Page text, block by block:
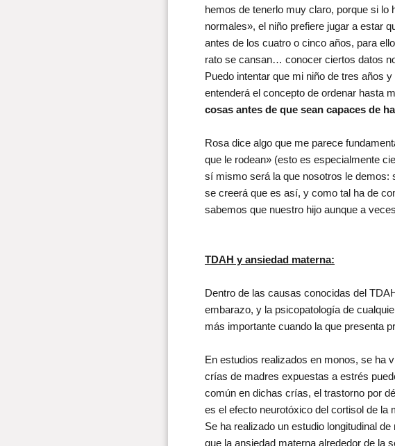
hemos de tenerlo muy claro, porque si
normales», el niño prefiere jugar a estar
antes de los cuatro o cinco años, para
rato se cansan… conocer ciertos datos
Puedo intentar que mi niño de tres años
entenderá el concepto de ordenar hasta
cosas antes de que sean capaces de
Rosa dice algo que me parece
que le rodean» (esto es especialmente
sí mismo será la que nosotros le
se creerá que es así, y como tal ha de
sabemos que nuestro hijo aunque a
TDAH y ansiedad materna:
Dentro de las causas conocidas del
embarazo, y la psicopatología de
más importante cuando la que presenta
En estudios realizados en monos, se ha
crías de madres expuestas a estrés
común en dichas crías, el trastorno por
es el efecto neurotóxico del cortisol de la
Se ha realizado un estudio longitudinal
que la ansiedad materna alrededor de la